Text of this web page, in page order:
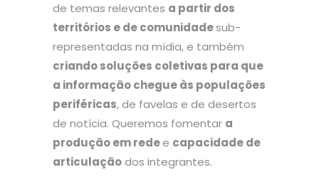
de temas relevantes a partir dos
territórios e de comunidadesub-
representadas na mídia, e também
criando soluções coletivas para que
a informação chegue às populações
periféricas, de favelas e de desertos
de notícia. Queremos fomentar a
produção em redee capacidade de
articulaçãodos integrantes.